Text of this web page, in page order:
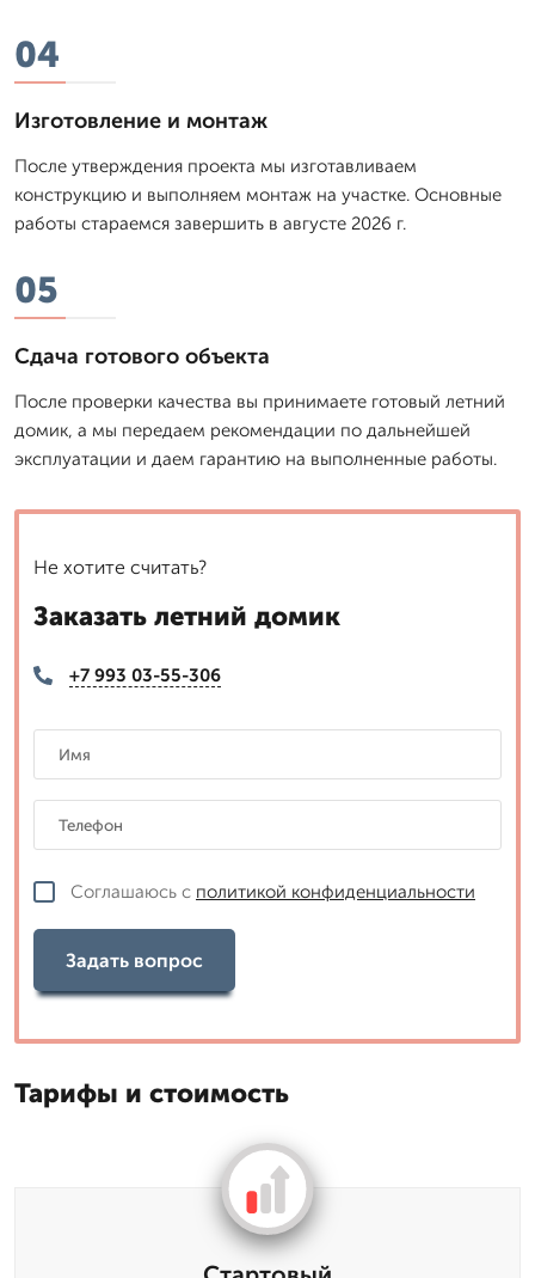
04
Изготовление и монтаж
После утверждения проекта мы изготавливаем
конструкцию и выполняем монтаж на участке. Основные
работы стараемся завершить в августе 2026 г.
05
Сдача готового объекта
После проверки качества вы принимаете готовый летний
домик, а мы передаем рекомендации по дальнейшей
эксплуатации и даем гарантию на выполненные работы.
Не хотите считать?
Заказать летний домик
+7 993 03-55-306
Соглашаюсь с политикой конфиденциальности
Задать вопрос
Тарифы и стоимость